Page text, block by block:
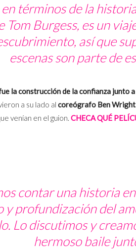
términos de la
Tom Burgess, es un
así que
escenas son parte de
la construcción de la confianza junto
a su lado al coreógrafo Ben Wright
venían en el guion. CHECA QUÉ
contar una historia
y profundización del
Lo discutimos y
hermoso baile